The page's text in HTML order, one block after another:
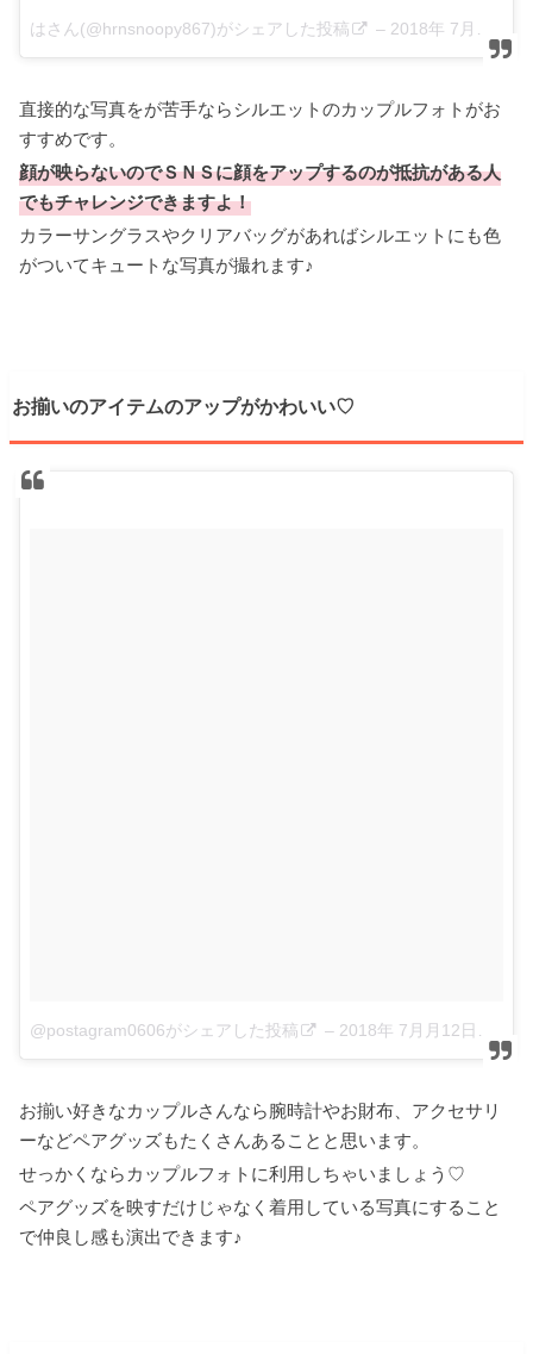
はさん(@hrnsnoopy867)がシェアした投稿 – 2018年 7月月12日午後5時56分PDT
直接的な写真をが苦手ならシルエットのカップルフォトがお
すすめです。
顔が映らないのでＳＮＳに顔をアップするのが抵抗がある人
でもチャレンジできますよ！
カラーサングラスやクリアバッグがあればシルエットにも色
がついてキュートな写真が撮れます♪
お揃いのアイテムのアップがかわいい♡
@postagram0606がシェアした投稿 – 2018年 7月月12日午後4時06分PDT
お揃い好きなカップルさんなら腕時計やお財布、アクセサリ
ーなどペアグッズもたくさんあることと思います。
せっかくならカップルフォトに利用しちゃいましょう♡
ペアグッズを映すだけじゃなく着用している写真にすること
で仲良し感も演出できます♪